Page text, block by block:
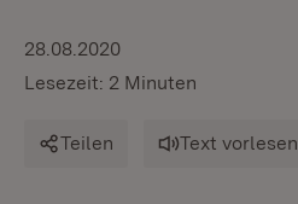
28.08.2020
Lesezeit: 2 Minuten
Teilen Text vorlesen